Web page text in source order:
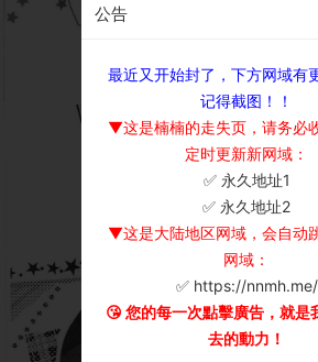
公告
最近又开始封了，下方网域有
记得截图！！
▼这是楠楠的走失页，请务必
定时更新新网域：
✅ 永久地址1
✅ 永久地址2
▼这是大陆地区网域，会自动
网域：
✅ https://nnmh.me/
😘 您的每一次點擊廣告，就是
去的動力！